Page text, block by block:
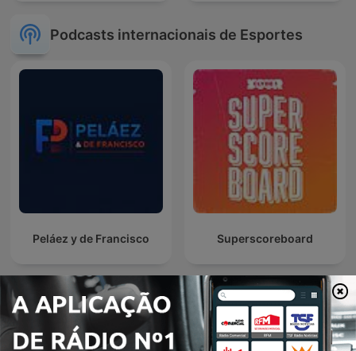
Podcasts internacionais de Esportes
Peláez y de Francisco Superscoreboard